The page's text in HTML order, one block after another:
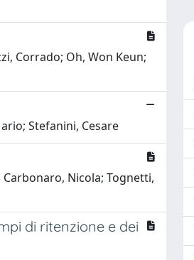
Corrado; Oh, Won Keun;
Stefanini, Cesare
Nicola; Tognetti,
di ritenzione e dei